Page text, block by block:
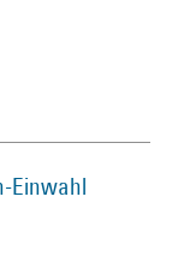
Einwahl